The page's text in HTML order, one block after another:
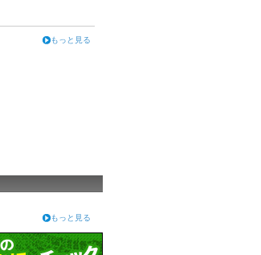
もっと見る
もっと見る